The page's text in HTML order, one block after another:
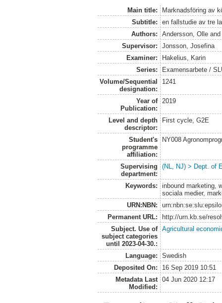
Main title:
Marknadsföring av
Subtitle:
en fallstudie av tre
Authors:
Andersson, Olle
Supervisor:
Jonsson, Josefina
Examiner:
Hakelius, Karin
Series:
Examensarbete /
Volume/Sequential
designation:
1241
Year of
Publication:
2019
Level and depth
descriptor:
First cycle, G2E
Student's
programme
affiliation:
NY008
Supervising
department:
(NL, NJ) > Dept. of
Keywords:
inbound marketing,
sociala medier,
URN:NBN:
Permanent URL:
http://urn.kb.se/
Subject. Use of
subject categories
until 2023-04-30.:
Agricultural
Language:
Swedish
Deposited On:
16 Sep 2019 10:51
Metadata Last
Modified:
04 Jun 2020 12:17